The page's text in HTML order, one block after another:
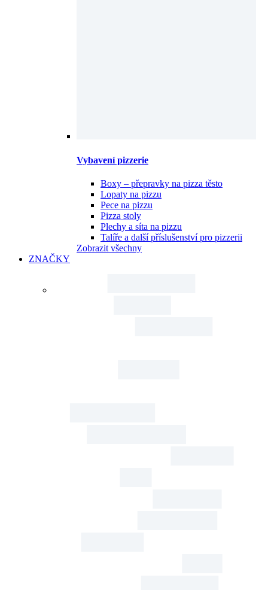
Vybavení pizzerie
Boxy – přepravky na pizza těsto
Lopaty na pizzu
Pece na pizzu
Pizza stoly
Plechy a síta na pizzu
Talíře a další příslušenství pro pizzerii
Zobrazit všechny
ZNAČKY